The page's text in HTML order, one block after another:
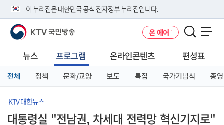
이 누리집은 대한민국 공식 전자정부 누리집입니다.
공식 누리집 주소 확인하기
니다.
이밖에 or.kr 또는 .kr등 다른 도메인 주소를 사용하고 있다면 아래 URL에
서 도메인 주소를 확인해 보세요
KTV 국민방송 온 에어
뉴스 프로그램 온라인콘텐츠 편성표
전체 정책 문화/교양 보도 특집 국가기념식 종영
KTV 대한뉴스
대통령실 "전남권, 차세대 전력망 혁신기지로"